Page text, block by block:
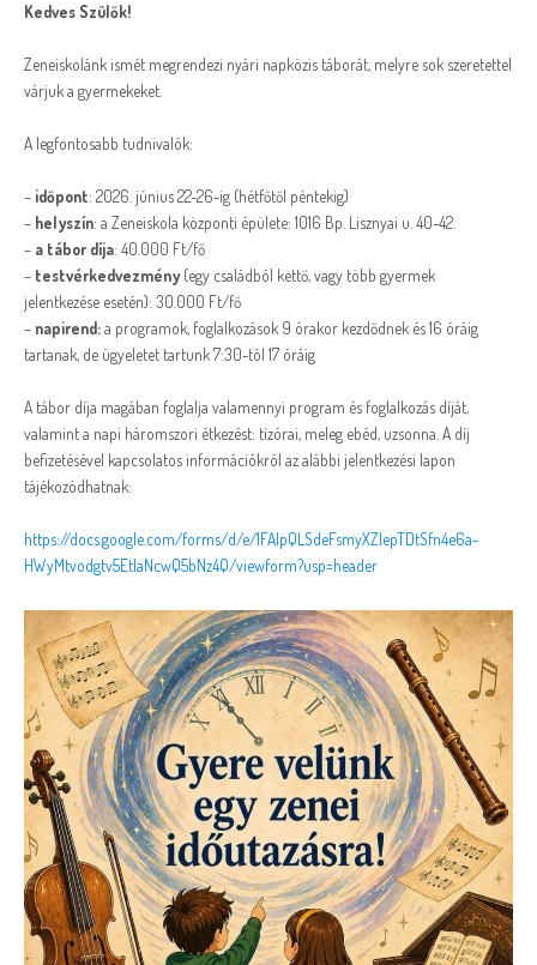
Kedves Szülők!
Zeneiskolánk ismét megrendezi nyári napközis táborát, melyre sok szeretettel
várjuk a gyermekeket.
A legfontosabb tudnivalók:
– időpont: 2026. június 22-26-ig (hétfőtől péntekig)
– helyszín: a Zeneiskola központi épülete: 1016 Bp. Lisznyai u. 40-42.
– a tábor díja: 40.000 Ft/fő
– testvérkedvezmény(egy családból kettő, vagy több gyermek
jelentkezése esetén): 30.000 Ft/fő
– napirend:a programok, foglalkozások 9 órakor kezdődnek és 16 óráig
tartanak, de ügyeletet tartunk 7:30-tól 17 óráig
A tábor díja magában foglalja valamennyi program és foglalkozás díját,
valamint a napi háromszori étkezést: tízórai, meleg ebéd, uzsonna. A díj
befizetésével kapcsolatos információkról az alábbi jelentkezési lapon
tájékozódhatnak:
https://docs.google.com/forms/d/e/1FAIpQLSdeFsmyXZlepTDtSfn4e6a-
HWyMtvodgtv5EtlaNcwQ5bNz4Q/viewform?usp=header